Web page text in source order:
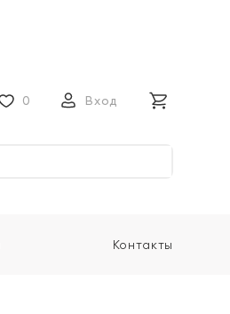
0 Вход
Контакты